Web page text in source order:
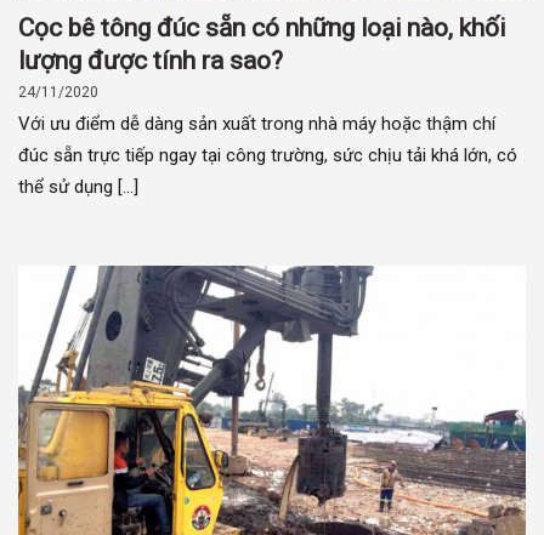
Cọc bê tông đúc sẵn có những loại nào, khối
lượng được tính ra sao?
24/11/2020
Với ưu điểm dễ dàng sản xuất trong nhà máy hoặc thậm chí
đúc sẵn trực tiếp ngay tại công trường, sức chịu tải khá lớn, có
thể sử dụng [...]